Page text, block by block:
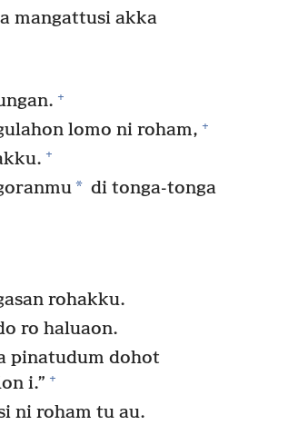
mangattusi akka
+
lomo ni roham, +
+
* di tonga-tonga
rohakku.
ro haluaon.
pinatudum dohot
i.” +
ni roham tu au.